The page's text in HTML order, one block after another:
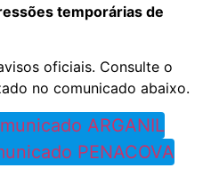
temporárias de
oficiais. Consulte o
no comunicado abaixo.
ARGANIL
PENACOVA